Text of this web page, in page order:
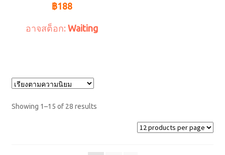
฿188
Waiting
Showing 1–15 of 28 results